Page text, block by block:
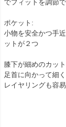
でフィットを調節
ポケット:
小物を安全かつ手
ットが２つ
膝下が細めのカット
足首に向かって細
レイヤリングも容易